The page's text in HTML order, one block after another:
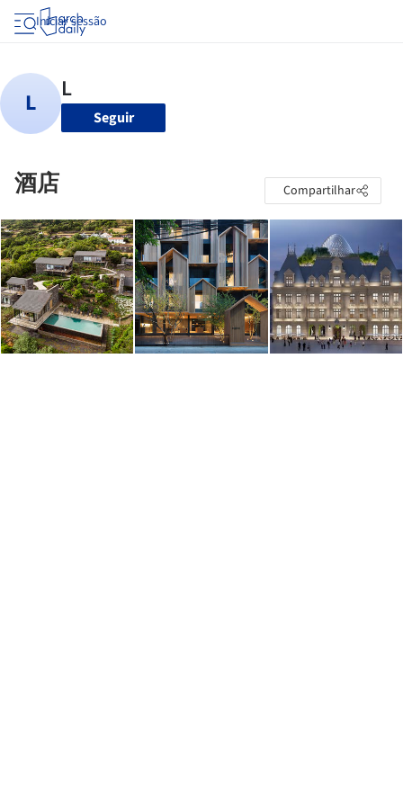
Iniciar sessão
Seguir
酒店 Compartilhar